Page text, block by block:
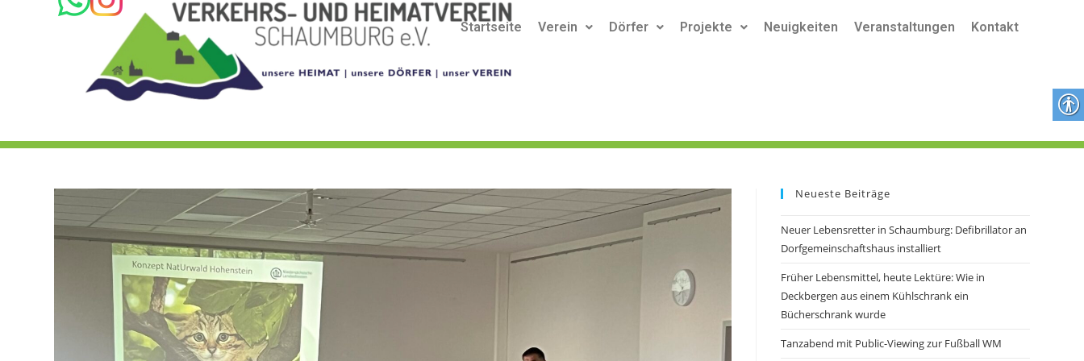
Startseite Verein Dörfer Projekte Neuigkeiten Veranstaltungen Kontakt
Neueste Beiträge
Neuer Lebensretter in Schaumburg: Defibrillator an
Dorfgemeinschaftshaus installiert
Früher Lebensmittel, heute Lektüre: Wie in
Deckbergen aus einem Kühlschrank ein
Bücherschrank wurde
Tanzabend mit Public-Viewing zur Fußball WM